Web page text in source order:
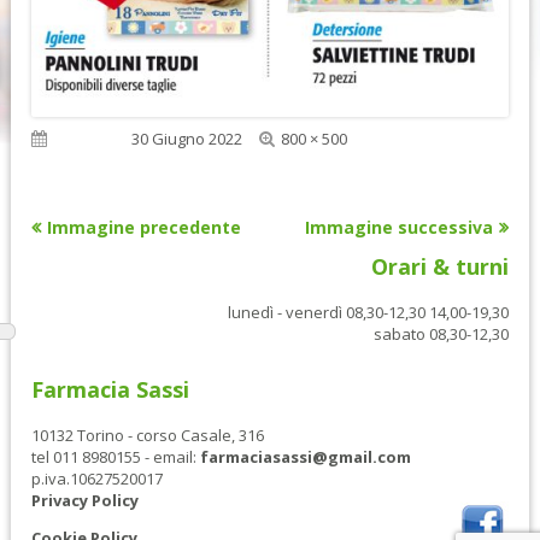
Pubblicato30 Giugno 2022
Dimensione
800 × 500
Immagine precedente Immagine successiva
Orari & turni
lunedì - venerdì 08,30-12,30 14,00-19,30
sabato 08,30-12,30
Farmacia Sassi
10132 Torino - corso Casale, 316
tel 011 8980155 - email: farmaciasassi@gmail.com
p.iva.10627520017
Privacy Policy